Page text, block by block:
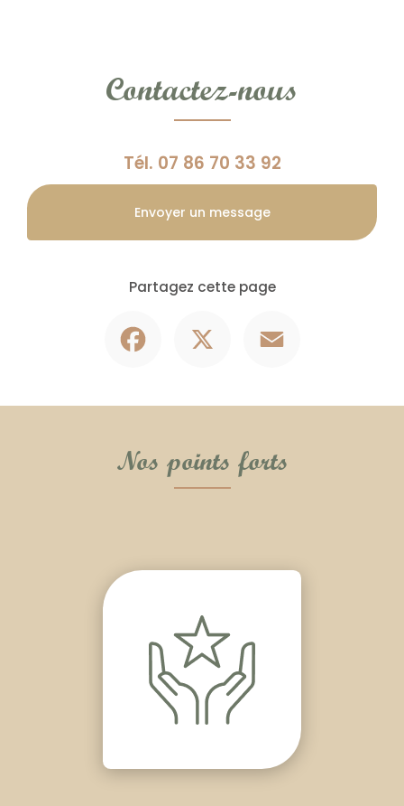
Contactez-nous
Tél. 07 86 70 33 92
Envoyer un message
Partagez cette page
Nos points forts